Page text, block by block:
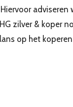
adviseren
zilver & koper
op het